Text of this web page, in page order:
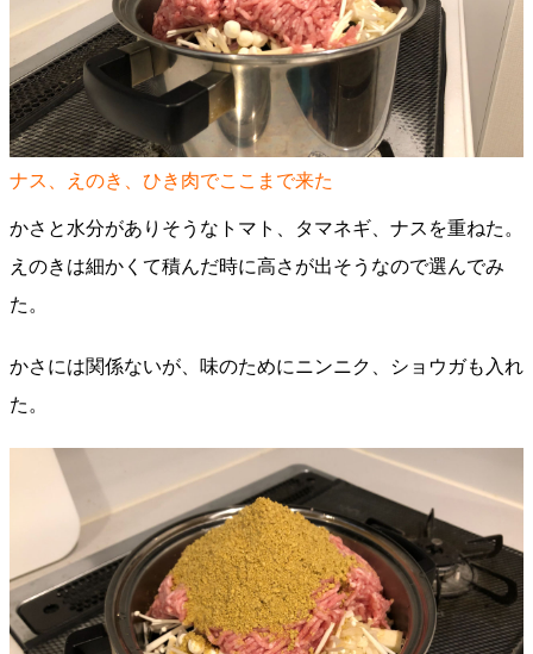
ナス、えのき、ひき肉でここまで来た
かさと水分がありそうなトマト、タマネギ、ナスを重ねた。
えのきは細かくて積んだ時に高さが出そうなので選んでみ
た。
かさには関係ないが、味のためにニンニク、ショウガも入れ
た。